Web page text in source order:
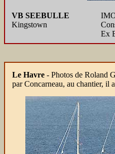
VB SEEBULLE
Kingstown
Ex
Le Havre - Photos de Roland
par Concarneau, au chantier, il